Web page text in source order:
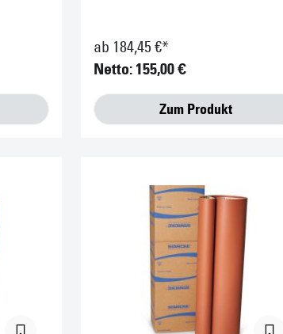
ab 184,45 €*
Netto: 155,00 €
Zum Produkt